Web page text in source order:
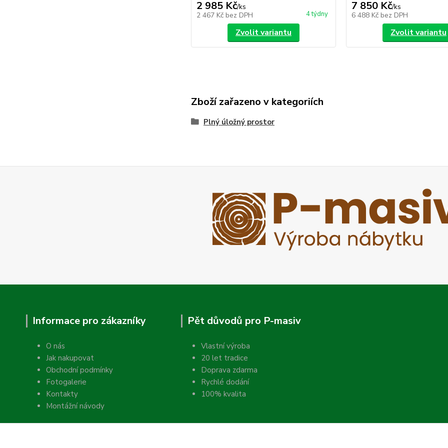
2 985 Kč/ks
2 467 Kč bez DPH 4 týdny
Zvolit variantu
7 850 Kč/ks
6 488 Kč bez DPH
Zvolit variantu
Zboží zařazeno v kategoriích
Plný úložný prostor
Informace pro zákazníky
O nás
Jak nakupovat
Obchodní podmínky
Fotogalerie
Kontakty
Montážní návody
Pět důvodů pro P-masiv
Vlastní výroba
20 let tradice
Doprava zdarma
Rychlé dodání
100% kvalita